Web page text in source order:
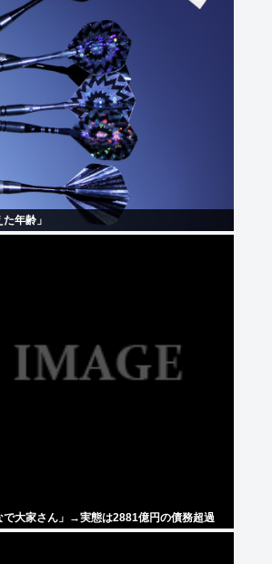
年齢」
で大家さん」→実態は2881億円の債務超過